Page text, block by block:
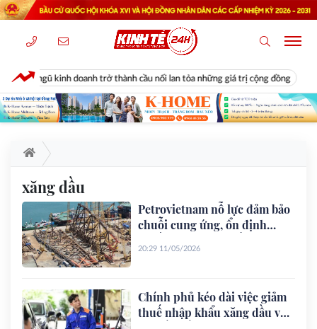
đội ngũ kinh doanh trở thành cầu nối lan tỏa những giá trị cộng đồng
xăng dầu
Petrovietnam nỗ lực đảm bảo
chuỗi cung ứng, ổn định
20:29 11/05/2026
Chính phủ kéo dài việc giảm
thuế nhập khẩu xăng dầu về